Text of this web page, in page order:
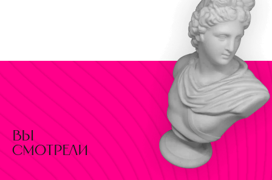
вы
смотрели